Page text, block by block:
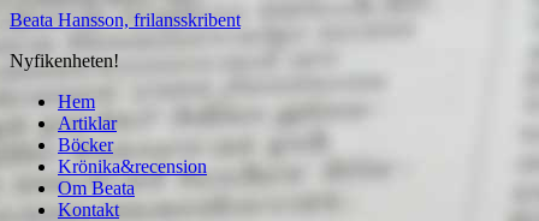
Beata Hansson, frilansskribent
Nyfikenheten!
Hem
Artiklar
Böcker
Krönika&recension
Om Beata
Kontakt